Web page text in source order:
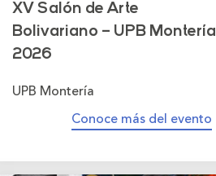
XV Salón de Arte
Bolivariano – UPB Montería
2026
UPB Montería
Conoce más del evento